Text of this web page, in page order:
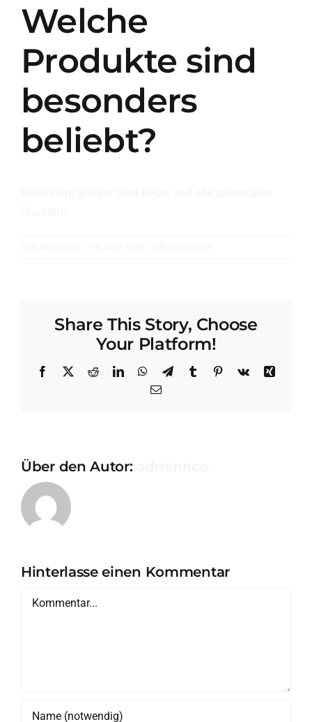
Welche
Produkte sind
besonders
beliebt?
Share This Story, Choose
Your Platform!
Facebook
X RedditLinkedInWhatsApp
TelegramTumblr Pinterest
Vk
Xing
E-
Über den Autor:
Hinterlasse einen Kommentar
Kommentar